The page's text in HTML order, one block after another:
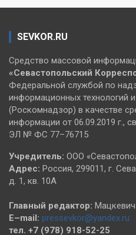
SEVKOR.RU
Средство массовой
«Севастопольский
Федеральной службой по
информационных технологий
(Роскомнадзор) в качестве
информации от 06.09.2019 г.,
ЭЛ № ФС 77–76715
Учредитель: ООО
Адрес: Россия, 299011, г.
д. 1, кв. 10А
Главный редактор:
E–mail: pressevkor@yandex.ru
тел. +7 (978) 918-52-25